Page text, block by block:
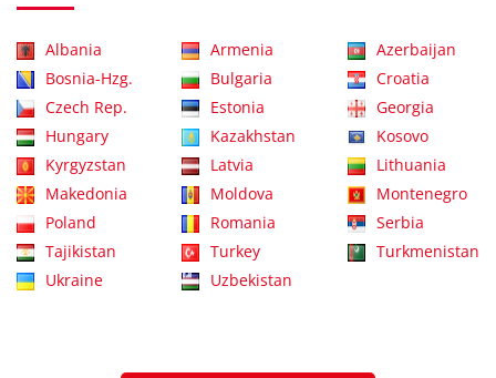
Albania Armenia
Azerbaijan
Bosnia-Hzg.
Bulgaria
Croatia
Czech Rep.
Estonia
Georgia
Hungary
Kazakhstan
Kosovo
Kyrgyzstan
Latvia
Lithuania
Makedonia
Moldova
Montenegro
Poland
Romania
Serbia
Tajikistan
Turkey
Turkmenistan
Ukraine
Uzbekistan